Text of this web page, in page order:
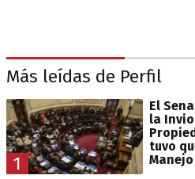
Más leídas de Perfil
1
El
la
tuvo